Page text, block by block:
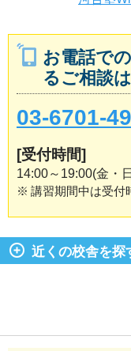
お電話で
るご相談
03-6701-
[受付時間]
14:00～19:00(金・
※ 講習期間中は受付
近くの校舎を探